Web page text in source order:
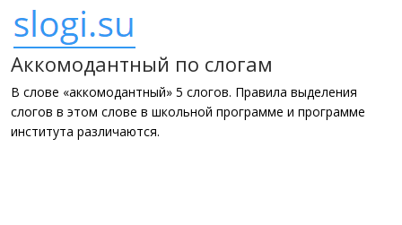
Аккомодантный по слогам
В слове «аккомодантный» 5 слогов. Правила выделения
слогов в этом слове в школьной программе и программе
института различаются.